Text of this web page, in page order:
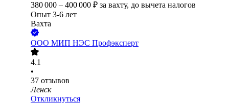
380 000 – 400 000 ₽ за вахту, до вычета налогов
Опыт 3-6 лет
Вахта
ООО МИП НЭС Профэксперт
4.1
•
37 отзывов
Ленск
Откликнуться